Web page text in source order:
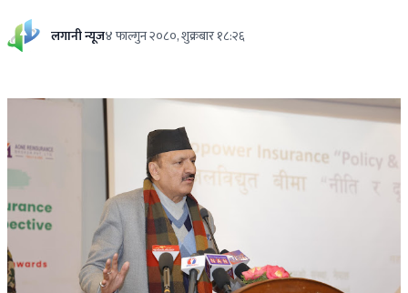
लगानी न्यूज४ फाल्गुन २०८०, शुक्रबार १८:२६